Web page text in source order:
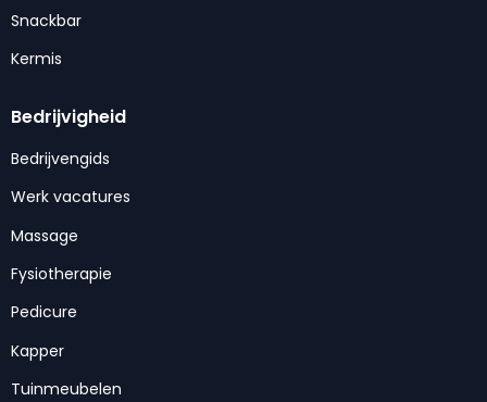
Snackbar
Kermis
Bedrijvigheid
Bedrijvengids
Werk vacatures
Massage
Fysiotherapie
Pedicure
Kapper
Tuinmeubelen